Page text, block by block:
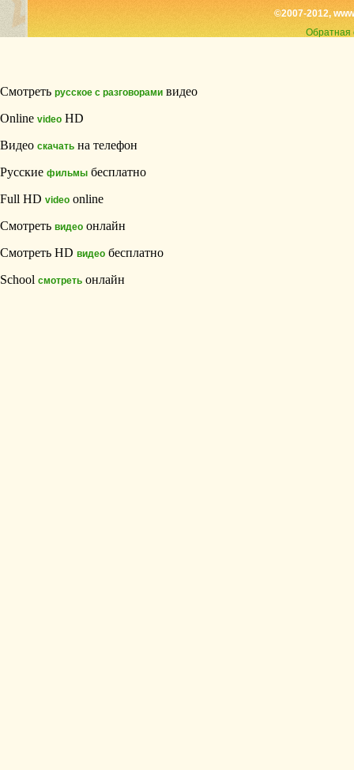
©2007-2012,
Обратная
Смотреть русское с разговорами видео
Online video HD
Видео скачать на телефон
Русские фильмы бесплатно
Full HD video online
Смотреть видео онлайн
Смотреть HD видео бесплатно
School смотреть онлайн